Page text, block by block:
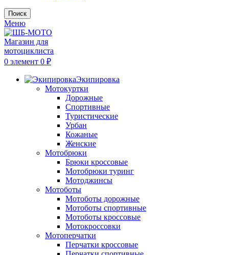
Поиск
Меню
0 элемент 0 ₽
Экипировка
Мотокуртки
Дорожные
Спортивные
Туристические
Урбан
Кожаные
Женские
Мотобрюки
Брюки кроссовые
Мотобрюки туринг
Мотоджинсы
Мотоботы
Мотоботы дорожные
Мотоботы спортивные
Мотоботы кроссовые
Мотокроссовки
Мотоперчатки
Перчатки кроссовые